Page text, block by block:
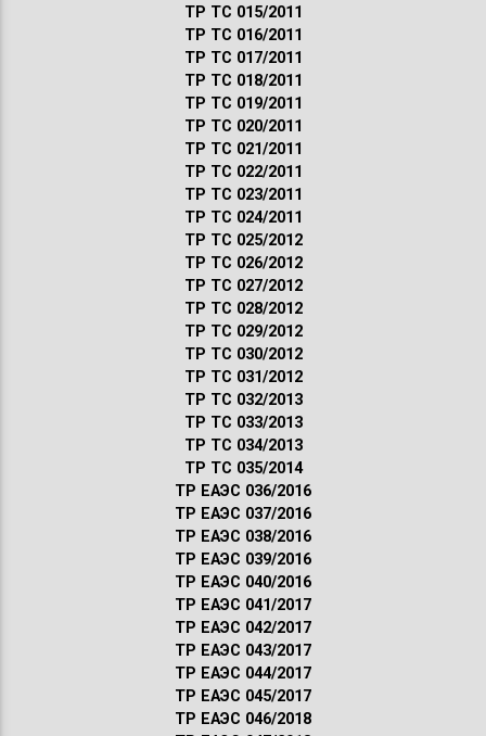
ТР ТС 015/2011
ТР ТС 016/2011
ТР ТС 017/2011
ТР ТС 018/2011
ТР ТС 019/2011
ТР ТС 020/2011
ТР ТС 021/2011
ТР ТС 022/2011
ТР ТС 023/2011
ТР ТС 024/2011
ТР ТС 025/2012
ТР ТС 026/2012
ТР ТС 027/2012
ТР ТС 028/2012
ТР ТС 029/2012
ТР ТС 030/2012
ТР ТС 031/2012
ТР ТС 032/2013
ТР ТС 033/2013
ТР ТС 034/2013
ТР ТС 035/2014
ТР ЕАЭС 036/2016
ТР ЕАЭС 037/2016
ТР ЕАЭС 038/2016
ТР ЕАЭС 039/2016
ТР ЕАЭС 040/2016
ТР ЕАЭС 041/2017
ТР ЕАЭС 042/2017
ТР ЕАЭС 043/2017
ТР ЕАЭС 044/2017
ТР ЕАЭС 045/2017
ТР ЕАЭС 046/2018